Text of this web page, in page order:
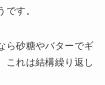
です。
ら砂糖やバターでギ
これは結構繰り返し